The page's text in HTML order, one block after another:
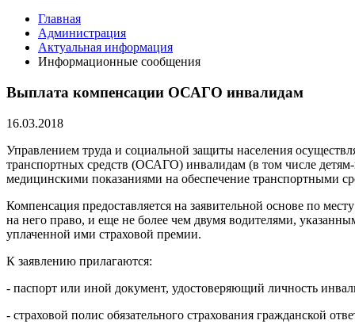
Главная
Администрация
Актуальная информация
Информационные сообщения
Выплата компенсации ОСАГО инвалидам
16.03.2018
Управлением труда и социальной защиты населения
транспортных средств (ОСАГО) инвалидам (в том числе
медицинскими показаниями на обеспечение транспортными
Компенсация предоставляется на заявительной основе по
на него право, и еще не более чем двумя водителями,
уплаченной ими страховой премии.
К заявлению прилагаются:
- паспорт или иной документ, удостоверяющий личность
- страховой полис обязательного страхования гражданской